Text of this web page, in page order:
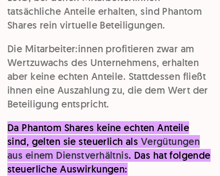
tatsächliche Anteile erhalten, sind Phantom
Shares rein virtuelle Beteiligungen.
Die Mitarbeiter:innen profitieren zwar am
Wertzuwachs des Unternehmens, erhalten
aber keine echten Anteile. Stattdessen fließt
ihnen eine Auszahlung zu, die dem Wert der
Beteiligung entspricht.
Da Phantom Shares keine echten Anteile
sind, gelten sie steuerlich als Vergütungen
aus einem Dienstverhältnis. Das hat folgende
steuerliche Auswirkungen: